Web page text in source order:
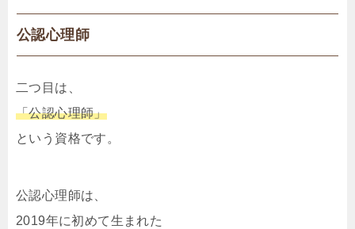
公認心理師
二つ目は、
「公認心理師」
という資格です。
公認心理師は、
2019年に初めて生まれた